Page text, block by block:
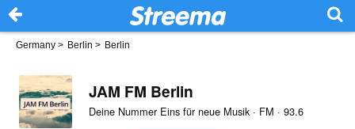
Germany > Berlin > Berlin
JAM FM Berlin
Deine Nummer Eins für neue Musik · FM · 93.6